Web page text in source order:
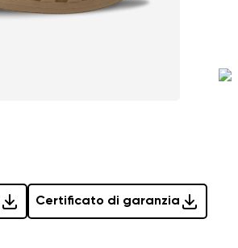
Certificato di garanzia